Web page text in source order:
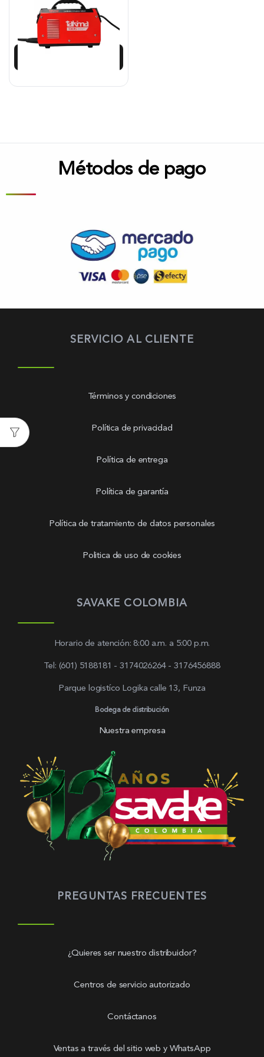
$869.125
$764.830
Métodos de pago
SERVICIO AL CLIENTE
Términos y condiciones
Política de privacidad
Política de entrega
Política de garantía
Política de tratamiento de datos personales
Politica de uso de cookies
SAVAKE COLOMBIA
Horario de atención: 8:00 a.m. a 5:00 p.m.
Tel: (601) 5188181 - 3174026264 - 3176456888
Parque logistíco Logika calle 13, Funza
Bodega de distribución
Nuestra empresa
PREGUNTAS FRECUENTES
¿Quieres ser nuestro distribuidor?
Centros de servicio autorizado
Contáctanos
Ventas a través del sitio web y WhatsApp